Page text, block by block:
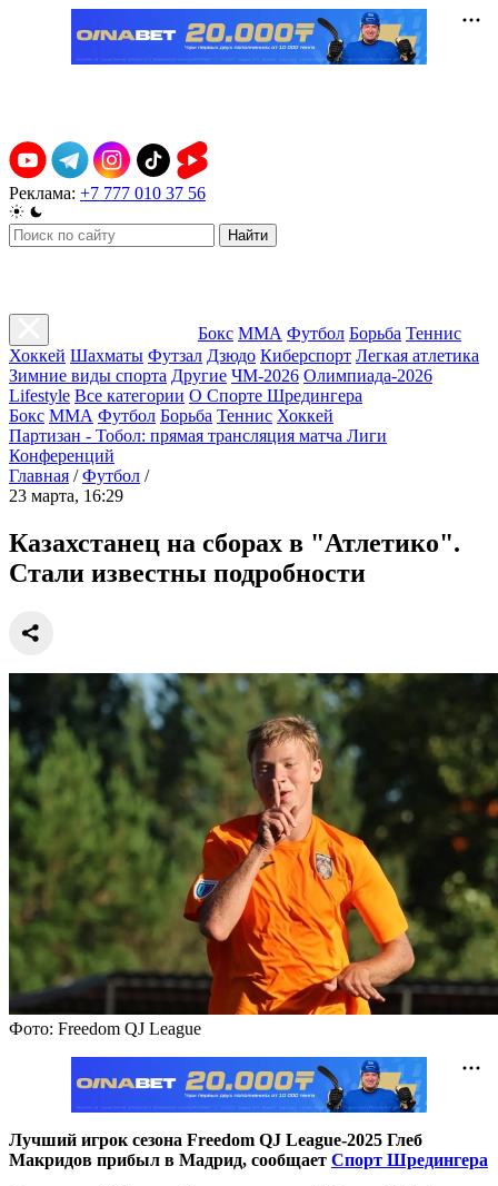
Реклама: +7 777 010 37 56
Найти
Бокс ММА Футбол Борьба Теннис
Хоккей Шахматы Футзал Дзюдо Киберспорт Легкая атлетика
Зимние виды спорта Другие ЧМ-2026 Олимпиада-2026
Lifestyle Все категории О Спорте Шредингера
Бокс ММА Футбол Борьба Теннис Хоккей
Партизан - Тобол: прямая трансляция матча Лиги
Конференций
Главная / Футбол /
23 марта, 16:29
Казахстанец на сборах в "Атлетико".
Стали известны подробности
Фото: Freedom QJ League
Лучший игрок сезона Freedom QJ League-2025 Глеб
Макридов прибыл в Мадрид, сообщает Спорт Шредингера